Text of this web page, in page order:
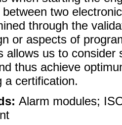
between two
through the
or aspects of
allows us to consider
thus achieve
a certification.
Alarm modules;